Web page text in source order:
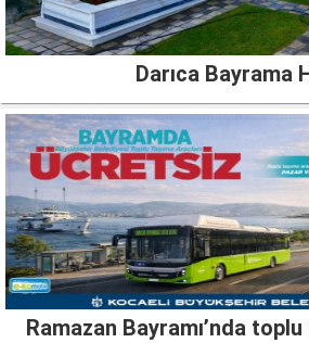
Darıca Bayrama
Ramazan Bayramı’nda